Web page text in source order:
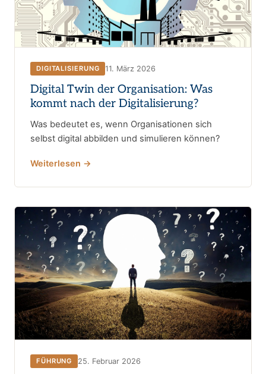
DIGITALISIERUNG 11. März 2026
Digital Twin der Organisation: Was
kommt nach der Digitalisierung?
Was bedeutet es, wenn Organisationen sich
selbst digital abbilden und simulieren können?
Weiterlesen →
FÜHRUNG 25. Februar 2026